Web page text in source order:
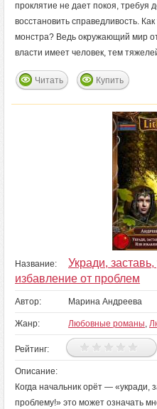
проклятие не дает покоя, требуя
восстановить справедливость.
монстра? Ведь окружающий мир
власти имеет человек, тем
Читать Купить
Название:
Укради,
избавление от проблем
Автор: Марина Андреева
Жанр: Любовные романы,
Рейтинг:
Описание:
Когда начальник орёт — «укради,
проблему!» это может означать